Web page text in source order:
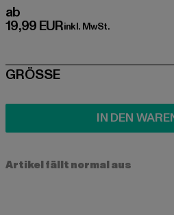
ab
19,99 EUR
Derzeitiger Preis: ab 19,99
inkl. MwSt.
SIZE
GRÖSSE
IN DEN
Artikel fällt normal aus